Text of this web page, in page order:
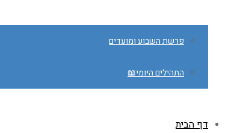
פרשת השבוע ומועדים
התהילים היומי📖
דף הבית